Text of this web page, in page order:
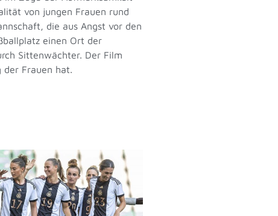
von jungen Frauen rund
die aus Angst vor den
einen Ort der
Sittenwächter. Der Film
der Frauen hat.